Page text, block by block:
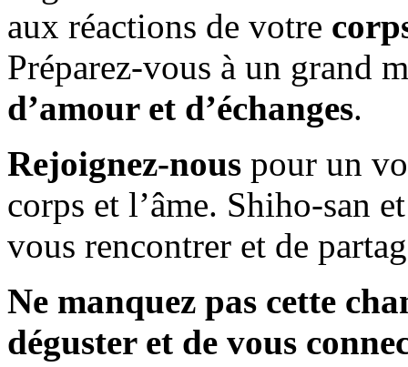
aux réactions de votre
Préparez-vous à un grand
d’amour et d’échanges.
Rejoignez-nous pour un
corps et l’âme. Shiho-san
vous rencontrer et de
Ne manquez pas cette
déguster et de vous